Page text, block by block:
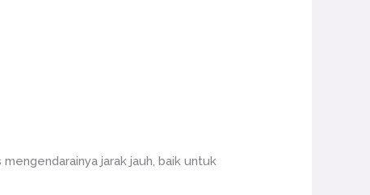
jarak jauh, baik untuk